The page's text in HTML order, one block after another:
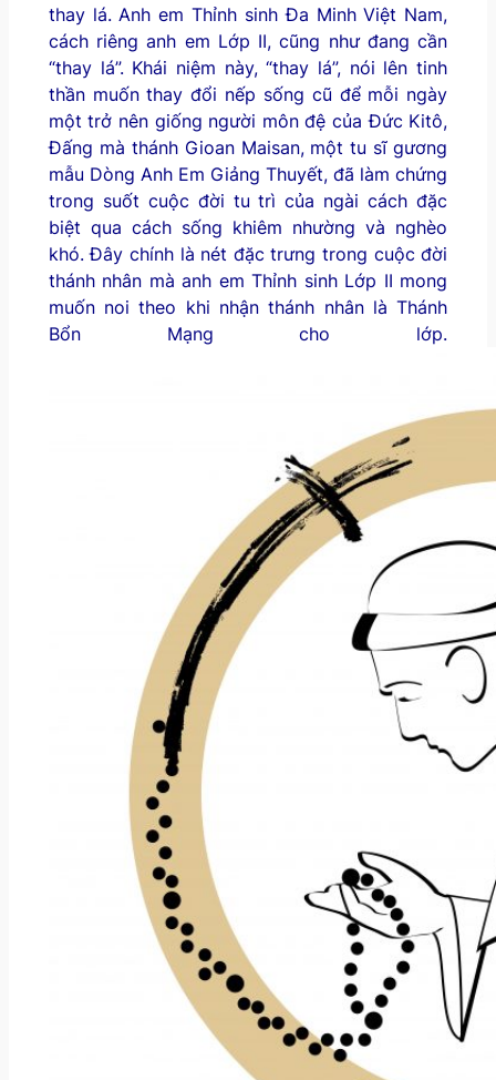
thay lá. Anh em Thỉnh sinh Đa Minh Việt Nam,
cách riêng anh em Lớp II, cũng như đang cần
“thay lá”. Khái niệm này, “thay lá”, nói lên tinh
thần muốn thay đổi nếp sống cũ để mỗi ngày
một trở nên giống người môn đệ của Đức Kitô,
Đấng mà thánh Gioan Maisan, một tu sĩ gương
mẫu Dòng Anh Em Giảng Thuyết, đã làm chứng
trong suốt cuộc đời tu trì của ngài cách đặc
biệt qua cách sống khiêm nhường và nghèo
khó. Đây chính là nét đặc trưng trong cuộc đời
thánh nhân mà anh em Thỉnh sinh Lớp II mong
muốn noi theo khi nhận thánh nhân là Thánh
Bổn Mạng cho lớp.